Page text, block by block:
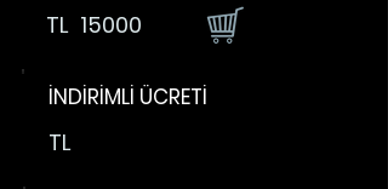
TL 15000
İNDİRİMLİ ÜCRETİ
TL